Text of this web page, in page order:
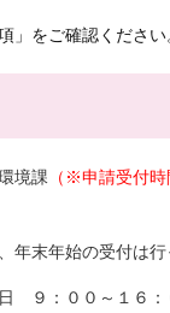
」をご確認ください
境課 （※申請受付
年始の受付は行っ
９：００～１６：